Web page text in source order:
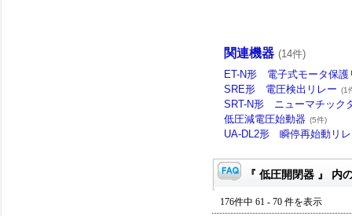
関連機器 (14件)
ET-N形 電子式モータ保護
SRE形 電圧検出リレー (1
SRT-N形 ニューマチック
低圧減電圧始動器 (5件)
UA-DL2形 瞬停再始動リ
『 低圧開閉器 』 内
176件中 61 - 70 件を表示